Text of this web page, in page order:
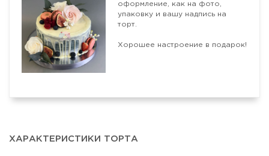
оформление, как на фото,
упаковку и вашу надпись на
торт.
Хорошее настроение в подарок!
ХАРАКТЕРИСТИКИ ТОРТА